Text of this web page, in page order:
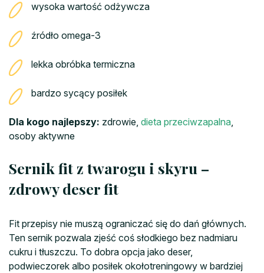
wysoka wartość odżywcza
źródło omega-3
lekka obróbka termiczna
bardzo sycący posiłek
Dla kogo najlepszy: zdrowie, dieta przeciwzapalna,
osoby aktywne
Sernik fit z twarogu i skyru –
zdrowy deser fit
Fit przepisy nie muszą ograniczać się do dań głównych.
Ten sernik pozwala zjeść coś słodkiego bez nadmiaru
cukru i tłuszczu. To dobra opcja jako deser,
podwieczorek albo posiłek okołotreningowy w bardziej